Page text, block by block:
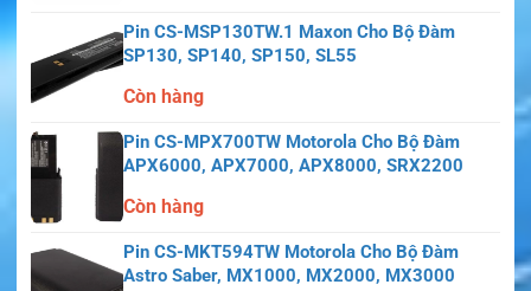
Pin CS-MSP130TW.1 Maxon Cho Bộ Đàm
SP130, SP140, SP150, SL55
Còn hàng
Pin CS-MPX700TW Motorola Cho Bộ Đàm
APX6000, APX7000, APX8000, SRX2200
Còn hàng
Pin CS-MKT594TW Motorola Cho Bộ Đàm
Astro Saber, MX1000, MX2000, MX3000